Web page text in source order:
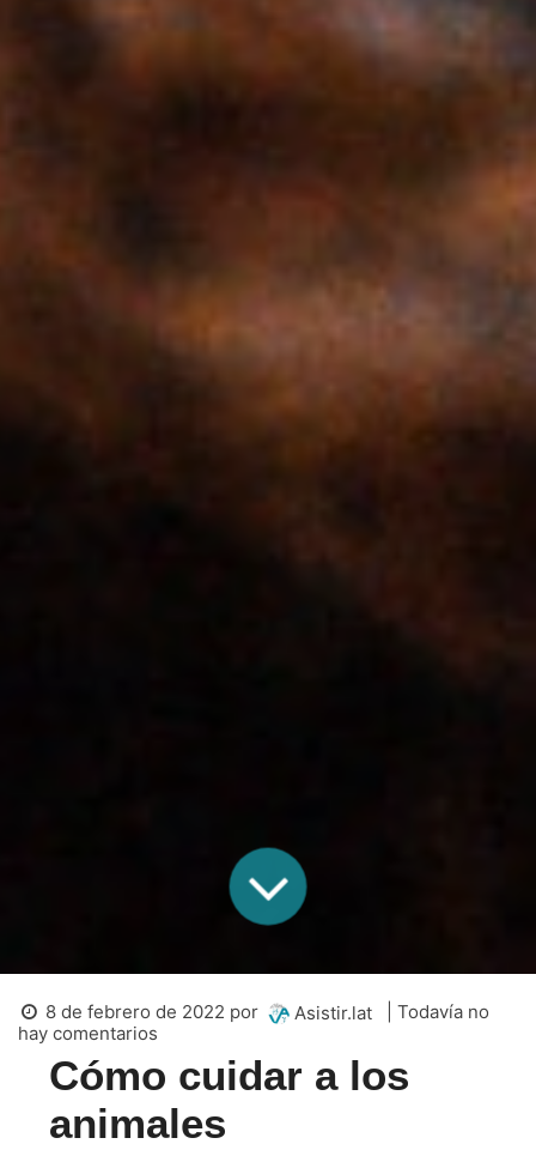
8 de febrero de 2022 por Asistir.lat
| Todavía no
hay comentarios
Cómo cuidar a los
animales